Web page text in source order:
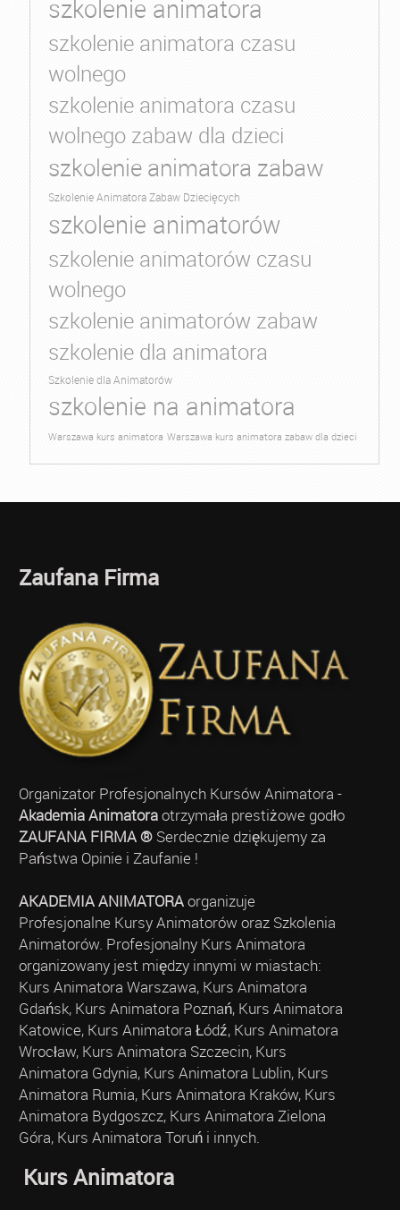
szkolenie animatora
szkolenie animatora czasu
wolnego
szkolenie animatora czasu
wolnego zabaw dla dzieci
szkolenie animatora zabaw
Szkolenie Animatora Zabaw Dziecięcych
szkolenie animatorów
szkolenie animatorów czasu
wolnego
szkolenie animatorów zabaw
szkolenie dla animatora
Szkolenie dla Animatorów
szkolenie na animatora
Warszawa kurs animatora Warszawa kurs animatora zabaw dla dzieci
Zaufana Firma
Organizator Profesjonalnych Kursów Animatora -
Akademia Animatoraotrzymała prestiżowe godło
ZAUFANA FIRMA ®Serdecznie dziękujemy za
Państwa Opinie i Zaufanie !
AKADEMIA ANIMATORAorganizuje
Profesjonalne Kursy Animatorów oraz Szkolenia
Animatorów. Profesjonalny Kurs Animatora
organizowany jest między innymi w miastach:
Kurs Animatora Warszawa, Kurs Animatora
Gdańsk, Kurs Animatora Poznań, Kurs Animatora
Katowice, Kurs Animatora Łódź, Kurs Animatora
Wrocław, Kurs Animatora Szczecin, Kurs
Animatora Gdynia, Kurs Animatora Lublin, Kurs
Animatora Rumia, Kurs Animatora Kraków, Kurs
Animatora Bydgoszcz, Kurs Animatora Zielona
Góra, Kurs Animatora Toruń i innych.
Kurs Animatora